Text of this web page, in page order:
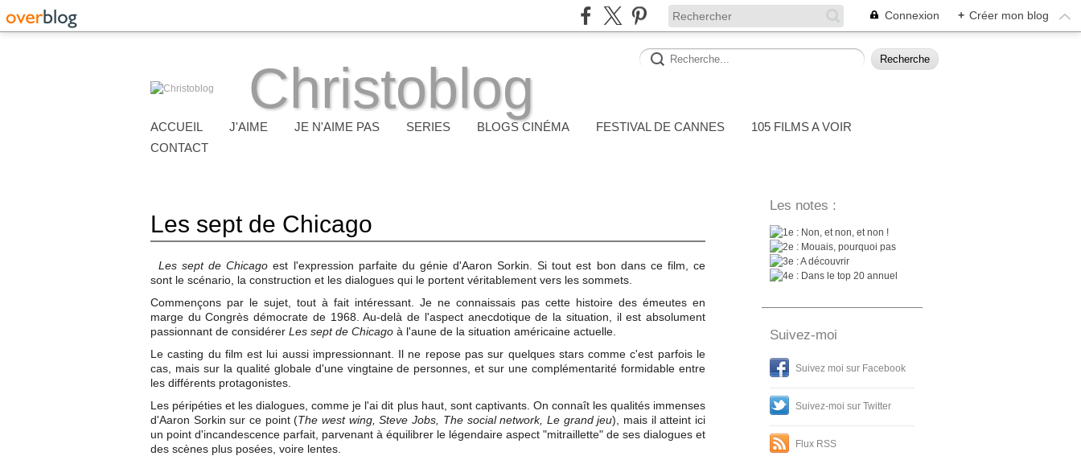
Connexion + Créer mon blog
Christoblog
ACCUEIL J'AIME JE N'AIME PAS SERIES BLOGS CINÉMA FESTIVAL DE CANNES
105 FILMS A VOIR
CONTACT
Les sept de Chicago
Les sept de Chicago est l'expression parfaite du génie d'Aaron Sorkin. Si tout est bon dans ce film, ce
sont le scénario, la construction et les dialogues qui le portent véritablement vers les sommets.
Commençons par le sujet, tout à fait intéressant. Je ne connaissais pas cette histoire des émeutes en
marge du Congrès démocrate de 1968. Au-delà de l'aspect anecdotique de la situation, il est absolument
passionnant de considérer Les sept de Chicago à l'aune de la situation américaine actuelle.
Le casting du film est lui aussi impressionnant. Il ne repose pas sur quelques stars comme c'est parfois le
cas, mais sur la qualité globale d'une vingtaine de personnes, et sur une complémentarité formidable entre
les différents protagonistes.
Les péripéties et les dialogues, comme je l'ai dit plus haut, sont captivants. On connaît les qualités immenses
d'Aaron Sorkin sur ce point (The west wing, Steve Jobs, The social network, Le grand jeu), mais il atteint ici
un point d'incandescence parfait, parvenant à équilibrer le légendaire aspect "mitraillette" de ses dialogues et
des scènes plus posées, voire lentes.
Les notes :
: Non, et non, et non !
: Mouais, pourquoi pas
: A découvrir
: Dans le top 20 annuel
Suivez-moi
Suivez moi sur Facebook
Suivez-moi sur Twitter
Flux RSS